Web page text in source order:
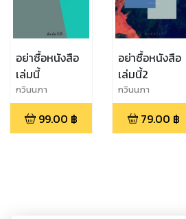
อย่าซื้อหนังสือ
เล่มนี้
กวินนภา
99.00 ฿
อย่าซื้อหนังสือ
เล่มนี้2
กวินนภา
79.00 ฿